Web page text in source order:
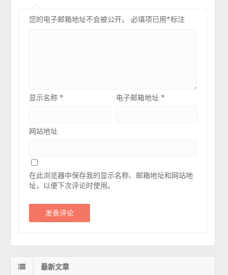
您的电子邮箱地址不会被公开。 必填项已用*标注
显示名称* 电子邮箱地址*
网站地址
在此浏览器中保存我的显示名称、邮箱地址和网站地
址，以便下次评论时使用。
最新文章